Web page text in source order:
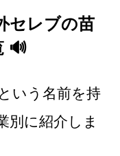
セレブの苗
🔊
いう名前を持
別に紹介しま